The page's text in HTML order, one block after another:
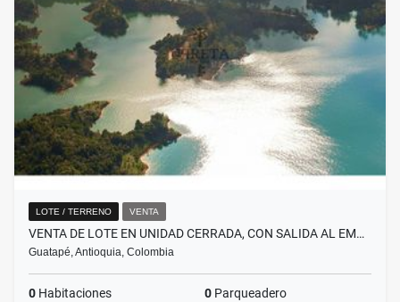
LOTE / TERRENO VENTA
VENTA DE LOTE EN UNIDAD CERRADA, CON SALIDA AL EM…
Guatapé, Antioquia, Colombia
0 Habitaciones 0 Parqueadero